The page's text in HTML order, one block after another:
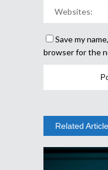
Save my
browser for the
Related